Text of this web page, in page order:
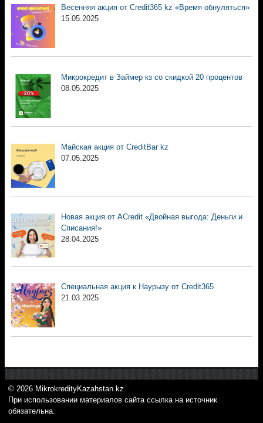
Весенняя акция от Credit365 kz «Время обнуляться»
15.05.2025
Микрокредит в Займер кз со скидкой 20 процентов
08.05.2025
Майская акция от CreditBar kz
07.05.2025
Новая акция от ACredit «Двойная выгода: Деньги и
Списания!»
28.04.2025
Специальная акция к Наурызу от Credit365
21.03.2025
© 2026 MikrokredityKazahstan.kz
При использовании материалов сайта ссылка на источник
обязательна.